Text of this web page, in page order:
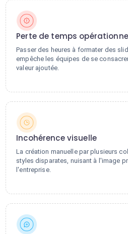
Perte de temps
Passer des heures à formater des
empêche les équipes de se
valeur ajoutée.
Incohérence visuelle
La création manuelle par plusieurs
styles disparates, nuisant à l'image
l'entreprise.